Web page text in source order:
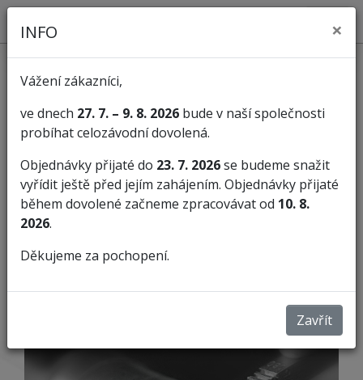
KATEGORIE
Pilníky Pilníky na opravu závitů
INFO ×
Vážení zákazníci,
ve dnech 27. 7. – 9. 8. 2026 bude v naší společnosti
probíhat celozávodní dovolená.
Objednávky přijaté do 23. 7. 2026se budeme snažit
vyřídit ještě před jejím zahájením. Objednávky přijaté
během dovolené začneme zpracovávat od 10. 8.
2026.
Děkujeme za pochopení.
Zavřít